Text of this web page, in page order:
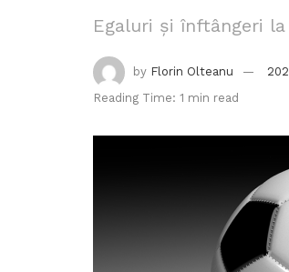
Egaluri și înftângeri la
by Florin Olteanu
Reading Time: 1 min read